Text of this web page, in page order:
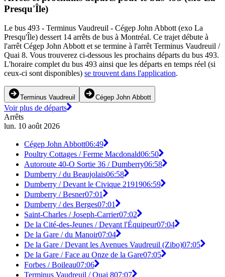
Presqu'Île)
Le bus 493 - Terminus Vaudreuil - Cégep John Abbott (exo La
Presqu'Île) dessert 14 arrêts de bus à Montréal. Ce trajet débute à
l'arrêt Cégep John Abbott et se termine à l'arrêt Terminus Vaudreuil /
Quai 8. Vous trouverez ci-dessous les prochains départs du bus 493.
L'horaire complet du bus 493 ainsi que les départs en temps réel (si
ceux-ci sont disponibles) se trouvent dans l'application.
Terminus Vaudreuil Cégep John Abbott
Voir plus de départs
Arrêts
lun. 10 août 2026
Cégep John Abbott06:49
Poultry Cottages / Ferme Macdonald06:50
Autoroute 40-O Sortie 36 / Dumberry06:58
Dumberry / du Beaujolais06:58
Dumberry / Devant le Civique 2191906:59
Dumberry / Besner07:01
Dumberry / des Berges07:01
Saint-Charles / Joseph-Carrier07:02
De la Cité-des-Jeunes / Devant l'Équipeur07:04
De la Gare / du Manoir07:04
De la Gare / Devant les Avenues Vaudreuil (Zibo)07:05
De la Gare / Face au Onze de la Gare07:05
Forbes / Boileau07:06
Terminus Vaudreuil / Quai 807:07